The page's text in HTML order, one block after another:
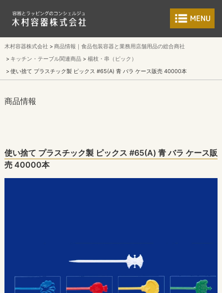
食品包装容器と
木村容器株式会社
商品情報｜食品包装容器と業務用店舗用品の総合商社
キッチン・テーブル関連商品
楊枝・串（ピック）
使い捨て プラスチック製 ピックス #65(A) 青 バラ ケース販売 40000本
商品情報
使い捨て プラスチック製 ピックス #65(A) 青 バラ ケース販
売 40000本